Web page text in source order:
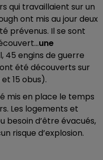
qui travaillaient sur un
ont mis au jour deux
prévenus. Il se sont
une
45 engins de guerre
été découverts sur
15 obus).
mis en place le temps
Les logements et
besoin d’être évacués,
risque d’explosion.